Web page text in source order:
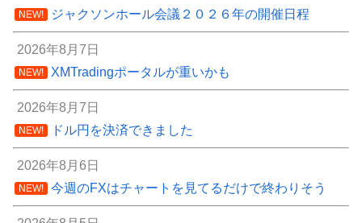
NEW! ジャクソンホール会議２０２６年の開催日程
2026年8月7日
NEW! XMTradingポータルが重いかも
2026年8月7日
NEW! ドル円を決済できました
2026年8月6日
NEW! 今週のFXはチャートを見てるだけで終わりそう